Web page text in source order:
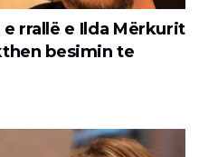
rrallë e Ilda Mërkurit
besimin te